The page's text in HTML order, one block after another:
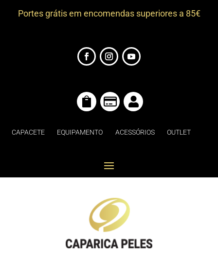
Portes grátis em encomendas superiores a 85€
  
CAPACETE EQUIPAMENTO ACESSÓRIOS OUTLET